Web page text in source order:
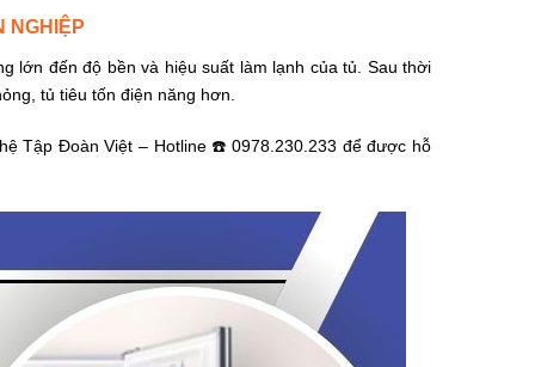
NGHIỆP
lớn đến độ bền và hiệu suất làm lạnh của tủ. Sau thời
tủ tiêu tốn điện năng hơn.
Tập Đoàn Việt – Hotline ☎️ 0978.230.233 để được hỗ